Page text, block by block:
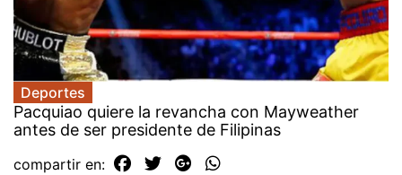
Deportes
Pacquiao quiere la revancha con Mayweather
antes de ser presidente de Filipinas
compartir en: